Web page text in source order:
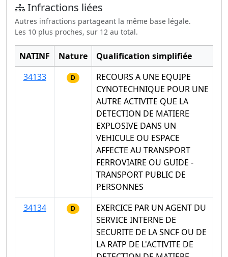
Infractions liées
Autres infractions partageant la même base légale.
Les 10 plus proches, sur 12 au total.
NATINF Nature
Qualification simplifiée
34133
D
RECOURS A UNE EQUIPE
CYNOTECHNIQUE POUR UNE
AUTRE ACTIVITE QUE LA
DETECTION DE MATIERE
EXPLOSIVE DANS UN
VEHICULE OU ESPACE
AFFECTE AU TRANSPORT
FERROVIAIRE OU GUIDE -
TRANSPORT PUBLIC DE
PERSONNES
34134
D
EXERCICE PAR UN AGENT DU
SERVICE INTERNE DE
SECURITE DE LA SNCF OU DE
LA RATP DE L'ACTIVITE DE